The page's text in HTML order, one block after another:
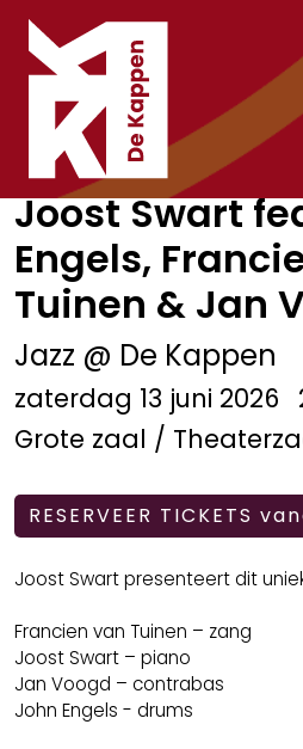
Joost Swart
Engels,
Tuinen & Jan
Jazz @ De Kappen
zaterdag 13 juni 2026
Grote zaal /
RESERVEER TICKETS
Joost Swart presenteert dit
Francien van Tuinen – zang
Joost Swart – piano
Jan Voogd – contrabas
John Engels - drums